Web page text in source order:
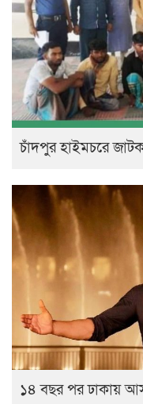
চাঁদপুর হাইমচরে
১৪ বছর পর ঢাকায়